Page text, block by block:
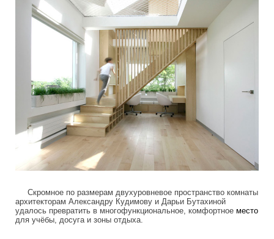
Скромное по размерам двухуровневое пространство комнаты
архитекторам Александру Кудимову и Дарьи Бутахиной
удалось превратить в многофункциональное, комфортное место
для учёбы, досуга и зоны отдыха.